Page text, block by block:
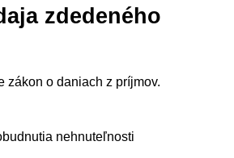
zdedeného
zákon o daniach z príjmov.
nehnuteľnosti